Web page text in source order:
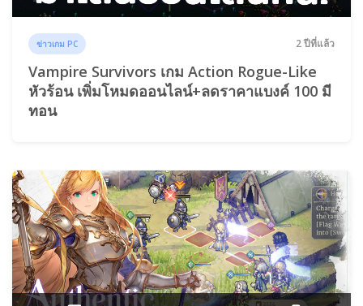
ข่าวเกม PC 2 ปีที่แล้ว
Vampire Survivors เกม Action Rogue-Like
หัวร้อน เพิ่มโหมดออนไลน์+ลดราคาแบงค์ 100 มี
ทอน